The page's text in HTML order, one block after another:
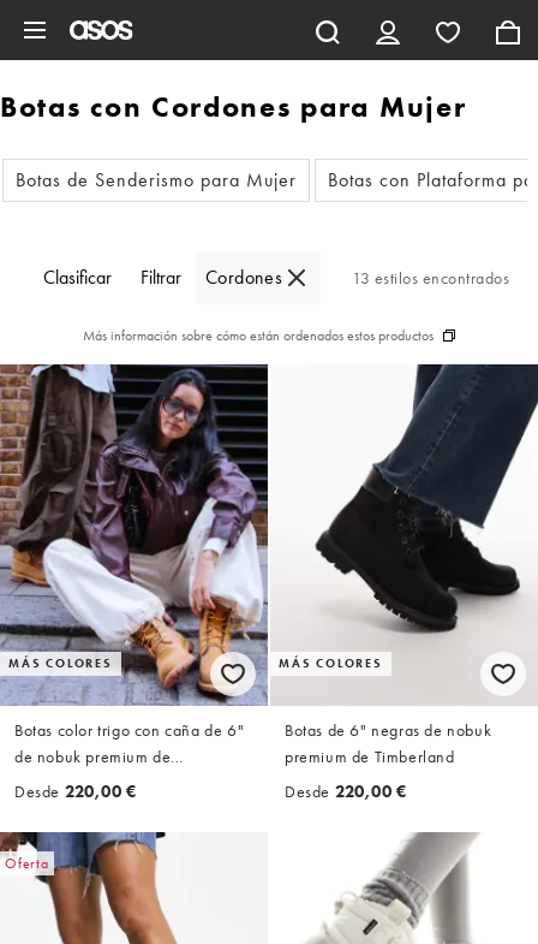
Botas con Cordones para Mujer
Botas de Senderismo para Mujer Botas con Plataforma
Clasificar Filtrar Cordones 13 estilos encontrados
Más información sobre cómo están ordenados estos productos
MÁS COLORES
Botas color trigo con caña de 6"
de nobuk premium de
Timberland
Desde 220,00 €
MÁS COLORES
Botas de 6" negras de nobuk
premium de Timberland
Desde 220,00 €
Oferta